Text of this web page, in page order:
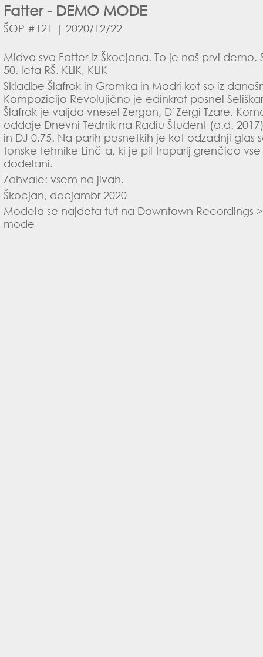
Fatter - DEMO MODE
ŠOP #121 | 2020/12/22
Midva sva Fatter iz Škocjana. To je naš prvi
50. leta RŠ. KLIK, KLIK
Skladbe Šlafrok in Gromka in Modri kot so iz
Kompozicijo Revolujično je edinkrat posnel
Šlafrok je valjda vnesel Zergon, D`Zergi Tzare.
oddaje Dnevni Tednik na Radiu Študent (a.d.
in DJ 0.75. Na parih posnetkih je kot odzadnji
tonske tehnike Linč-a, ki je pil traparij grenčico
dodelani.
Zahvale: vsem na jivah.
Škocjan, decjambr 2020
Modela se najdeta tut na Downtown Recordings
mode